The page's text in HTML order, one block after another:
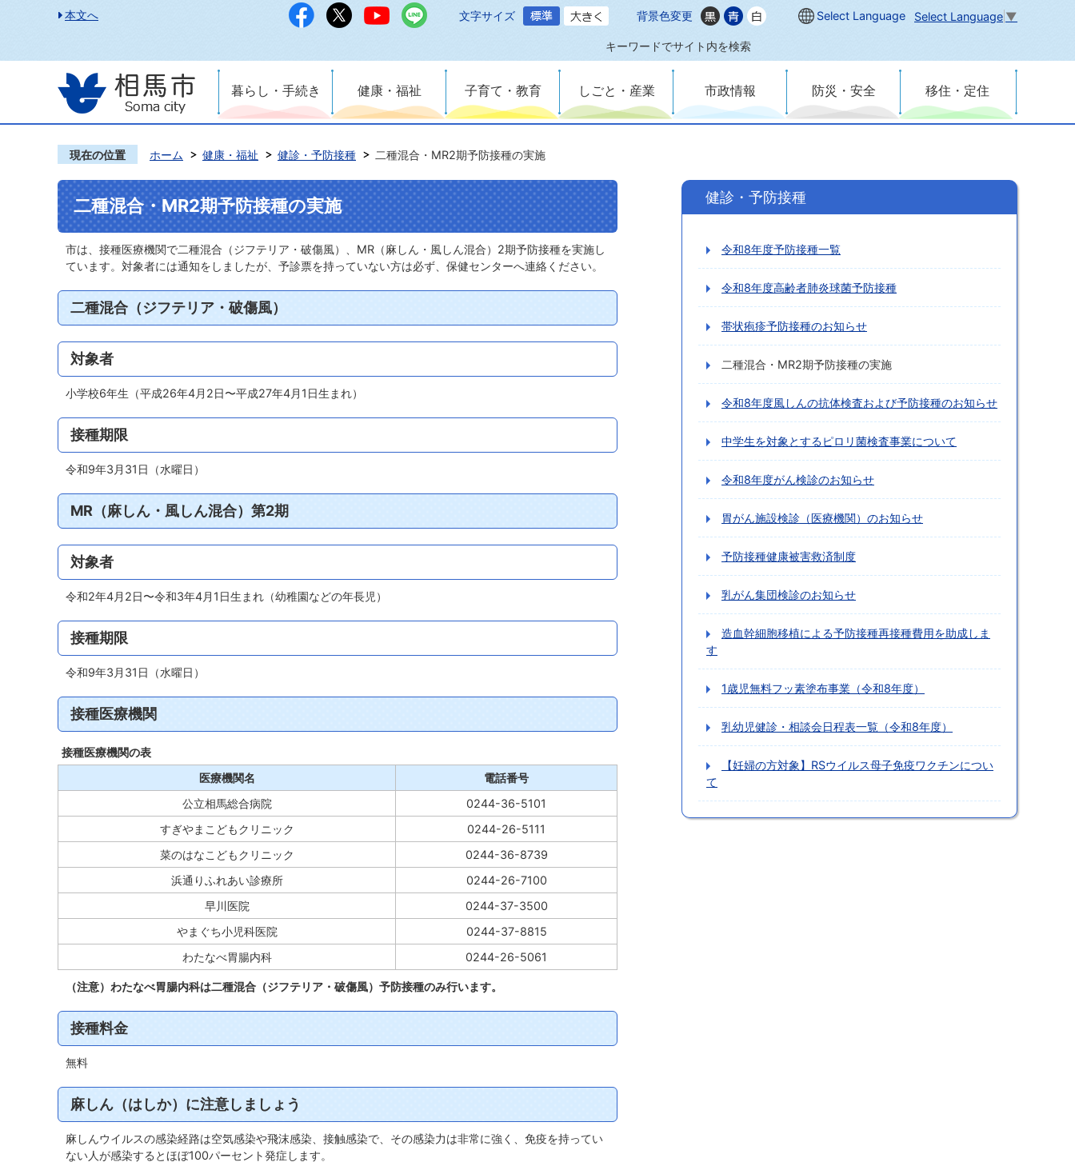
本文へ 文字サイズ 背景色変更 Select Language Select Language ▼
キーワードでサイト内を検索
暮らし・手続き 健康・福祉 子育て・教育 しごと・産業 市政情報 防災・安全 移住・定住
現在の位置 ホーム 健康・福祉 健診・予防接種 二種混合・MR2期予防接種の実施
二種混合・MR2期予防接種の実施
市は、接種医療機関で二種混合（ジフテリア・破傷風）、MR（麻しん・風しん混合）2期予防接種を実施し
ています。対象者には通知をしましたが、予診票を持っていない方は必ず、保健センターへ連絡ください。
二種混合（ジフテリア・破傷風）
対象者
小学校6年生（平成26年4月2日〜平成27年4月1日生まれ）
接種期限
令和9年3月31日（水曜日）
MR（麻しん・風しん混合）第2期
対象者
令和2年4月2日〜令和3年4月1日生まれ（幼稚園などの年長児）
接種期限
令和9年3月31日（水曜日）
接種医療機関
接種医療機関の表
医療機関名
電話番号
公立相馬総合病院
0244-36-5101
すぎやまこどもクリニック
0244-26-5111
菜のはなこどもクリニック
0244-36-8739
浜通りふれあい診療所
0244-26-7100
早川医院
0244-37-3500
やまぐち小児科医院
0244-37-8815
わたなべ胃腸内科
0244-26-5061
（注意）わたなべ胃腸内科は二種混合（ジフテリア・破傷風）予防接種のみ行います。
接種料金
無料
麻しん（はしか）に注意しましょう
麻しんウイルスの感染経路は空気感染や飛沫感染、接触感染で、その感染力は非常に強く、免疫を持ってい
ない人が感染するとほぼ100パーセント発症します。
健診・予防接種
令和8年度予防接種一覧
令和8年度高齢者肺炎球菌予防接種
帯状疱疹予防接種のお知らせ
二種混合・MR2期予防接種の実施
令和8年度風しんの抗体検査および予防接種のお知らせ
中学生を対象とするピロリ菌検査事業について
令和8年度がん検診のお知らせ
胃がん施設検診（医療機関）のお知らせ
予防接種健康被害救済制度
乳がん集団検診のお知らせ
造血幹細胞移植による予防接種再接種費用を助成しま
す
1歳児無料フッ素塗布事業（令和8年度）
乳幼児健診・相談会日程表一覧（令和8年度）
【妊婦の方対象】RSウイルス母子免疫ワクチンについ
て